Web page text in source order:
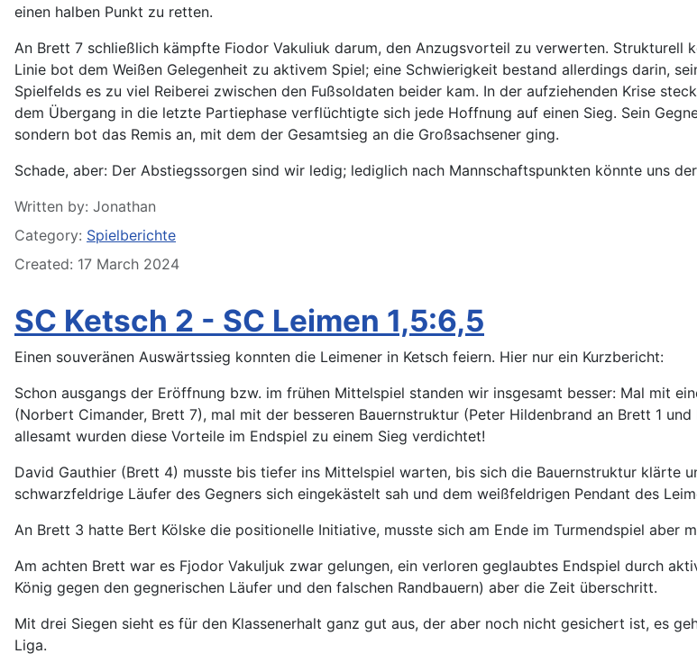
einen halben Punkt zu retten.
An Brett 7 schließlich kämpfte Fiodor Vakuliuk darum, den Anzugsvorteil zu verwerten. Strukturell
Linie bot dem Weißen Gelegenheit zu aktivem Spiel; eine Schwierigkeit bestand allerdings darin,
Spielfelds es zu viel Reiberei zwischen den Fußsoldaten beider kam. In der aufziehenden Krise
dem Übergang in die letzte Partiephase verflüchtigte sich jede Hoffnung auf einen Sieg. Sein
sondern bot das Remis an, mit dem der Gesamtsieg an die Großsachsener ging.
Schade, aber: Der Abstiegssorgen sind wir ledig; lediglich nach Mannschaftspunkten könnte uns
Details
Written by: Jonathan
Category: Spielberichte
Created: 17 March 2024
SC Ketsch 2 - SC Leimen 1,5:6,5
Einen souveränen Auswärtssieg konnten die Leimener in Ketsch feiern. Hier nur ein Kurzbericht:
Schon ausgangs der Eröffnung bzw. im frühen Mittelspiel standen wir insgesamt besser: Mal mit
(Norbert Cimander, Brett 7), mal mit der besseren Bauernstruktur (Peter Hildenbrand an Brett 1
allesamt wurden diese Vorteile im Endspiel zu einem Sieg verdichtet!
David Gauthier (Brett 4) musste bis tiefer ins Mittelspiel warten, bis sich die Bauernstruktur klärte
schwarzfeldrige Läufer des Gegners sich eingekästelt sah und dem weißfeldrigen Pendant des
An Brett 3 hatte Bert Kölske die positionelle Initiative, musste sich am Ende im Turmendspiel aber
Am achten Brett war es Fjodor Vakuljuk zwar gelungen, ein verloren geglaubtes Endspiel durch
König gegen den gegnerischen Läufer und den falschen Randbauern) aber die Zeit überschritt.
Mit drei Siegen sieht es für den Klassenerhalt ganz gut aus, der aber noch nicht gesichert ist, es
Liga.